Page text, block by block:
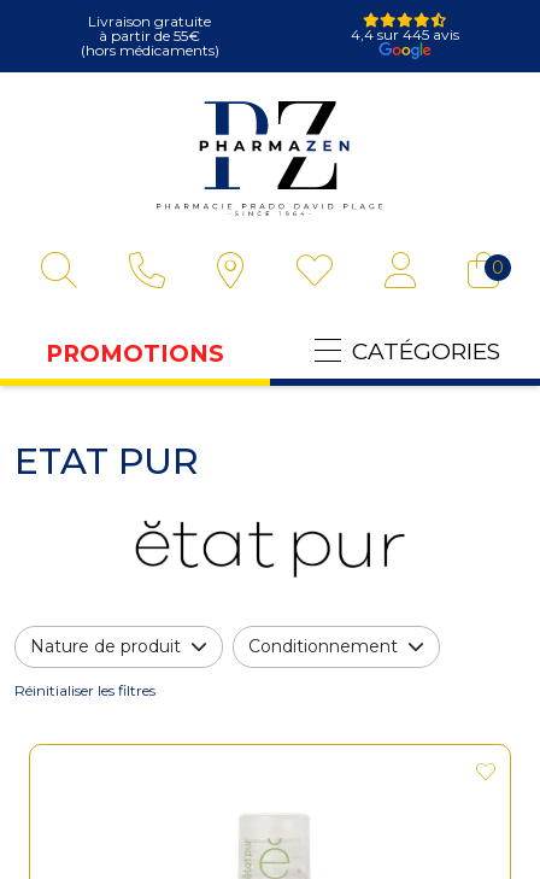
Livraison gratuite
à partir de 55€
(hors médicaments)
4,4 sur 445 avis
0
PROMOTIONS CATÉGORIES
ETAT PUR
Nature de produit Conditionnement
Réinitialiser les filtres